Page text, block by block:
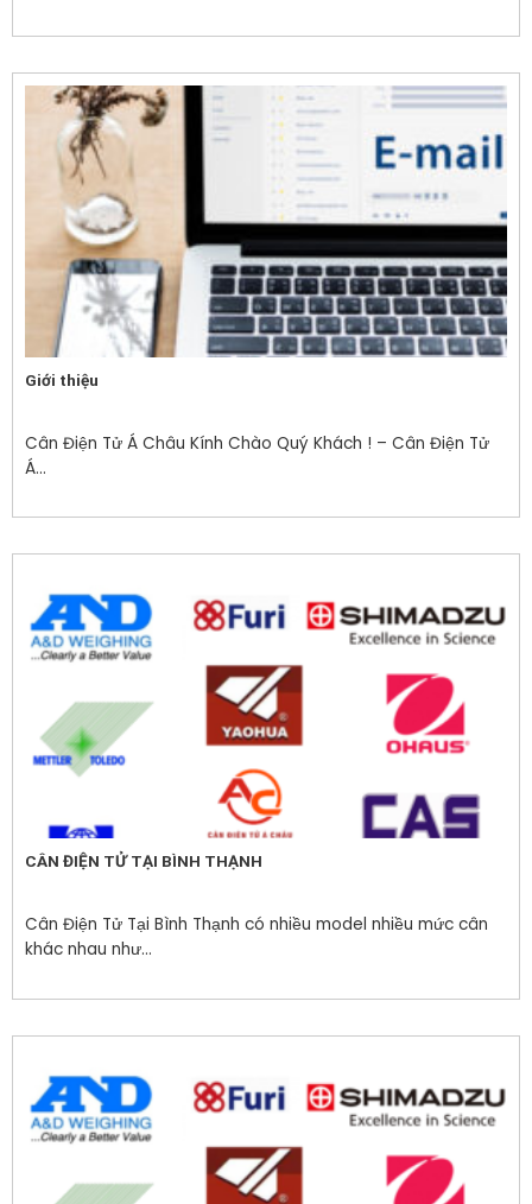
Giới thiệu
Cân Điện Tử Á Châu Kính Chào Quý Khách ! – Cân Điện Tử
Á...
CÂN ĐIỆN TỬ TẠI BÌNH THẠNH
Cân Điện Tử Tại Bình Thạnh có nhiều model nhiều mức cân
khác nhau như...